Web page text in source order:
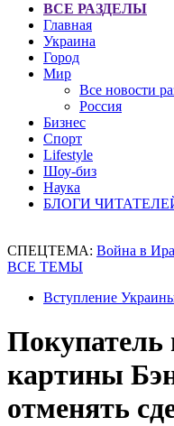
ВСЕ РАЗДЕЛЫ
Главная
Украина
Город
Мир
Все новости
Россия
Бизнес
Спорт
Lifestyle
Шоу-биз
Наука
БЛОГИ
СПЕЦТЕМА: Война в
ВСЕ ТЕМЫ
Вступление
Покупатель
картины
отменять